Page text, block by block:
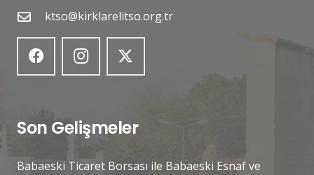
ktso@kirklarelitso.org.tr
Son Gelişmeler
Babaeski Ticaret Borsası ile Babaeski Esnaf ve